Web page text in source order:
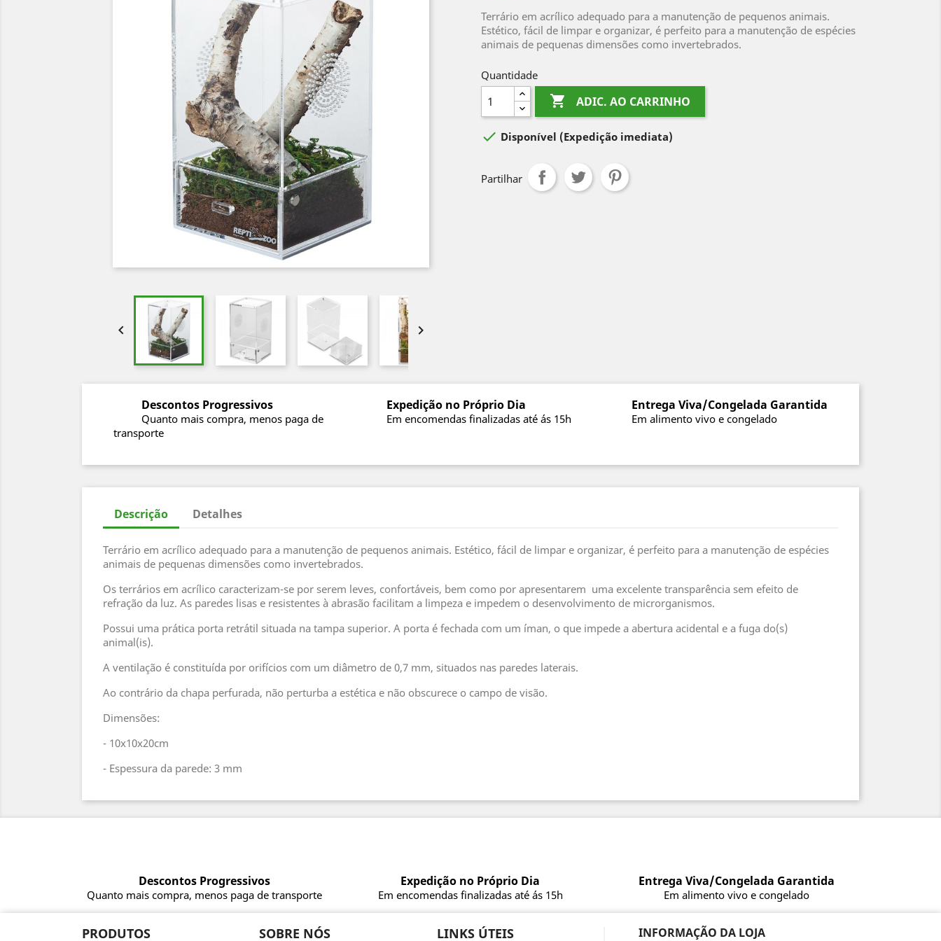
 
Terrário em acrílico adequado para a manutenção de pequenos animais.
Estético, fácil de limpar e organizar, é perfeito para a manutenção de espécies
animais de pequenas dimensões como invertebrados.
Quantidade
 ADIC. AO CARRINHO
 Disponível (Expedição imediata)
Partilhar
Descontos Progressivos
Quanto mais compra, menos paga de
transporte
Expedição no Próprio Dia
Em encomendas finalizadas até ás 15h
Entrega Viva/Congelada Garantida
Em alimento vivo e congelado
Descrição Detalhes
Terrário em acrílico adequado para a manutenção de pequenos animais. Estético, fácil de limpar e organizar, é perfeito para a manutenção de espécies
animais de pequenas dimensões como invertebrados.
Os terrários em acrílico caracterizam-se por serem leves, confortáveis, bem como por apresentarem uma excelente transparência sem efeito de
refração da luz. As paredes lisas e resistentes à abrasão facilitam a limpeza e impedem o desenvolvimento de microrganismos.
Possui uma prática porta retrátil situada na tampa superior. A porta é fechada com um íman, o que impede a abertura acidental e a fuga do(s)
animal(is).
A ventilação é constituída por orifícios com um diâmetro de 0,7 mm, situados nas paredes laterais.
Ao contrário da chapa perfurada, não perturba a estética e não obscurece o campo de visão.
Dimensões:
- 10x10x20cm
- Espessura da parede: 3 mm
Descontos Progressivos
Quanto mais compra, menos paga de transporte
Expedição no Próprio Dia
Em encomendas finalizadas até ás 15h
Entrega Viva/Congelada Garantida
Em alimento vivo e congelado
PRODUTOS SOBRE NÓS LINKS ÚTEIS INFORMAÇÃO DA LOJA